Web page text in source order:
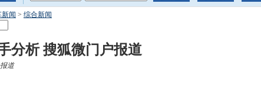
新闻 > 综合新闻
分析 搜狐微门户报道
道